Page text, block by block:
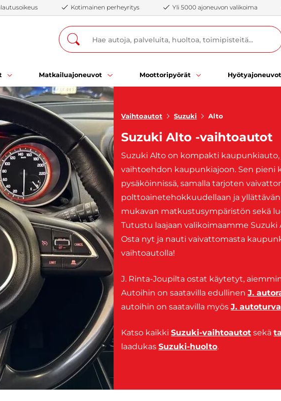
Kotimainen perheyritys Yli 5000 ajoneuvon valikoima
Matkailuajoneuvot Moottoripyörät Hyötyajoneuvot
Vaihtoautot Suzuki Alto
Suzuki Alto -vaihtoautot
Suzuki Alto on kompakti
vaihtoehdon kaupunkiajoon. Sen pieni
pysäköinnissä, samalla tarjoten
polttoainetehokkuudellaan ja yllättävän
mukavan matkustusympäristön sekä
Tutustu laajaan valikoimaamme
Osta nyt ja nauti vaivattomasta
vaihtoautolla!
J. Rinta-Joupilta ostat käytetyt,
Autoihin on saatavilla edullinen J.
autoihin on saatavilla myös J. autoturva
Katso kaikki Suzuki-vaihtoautot sekä
laadukas Suzuki-huolto.